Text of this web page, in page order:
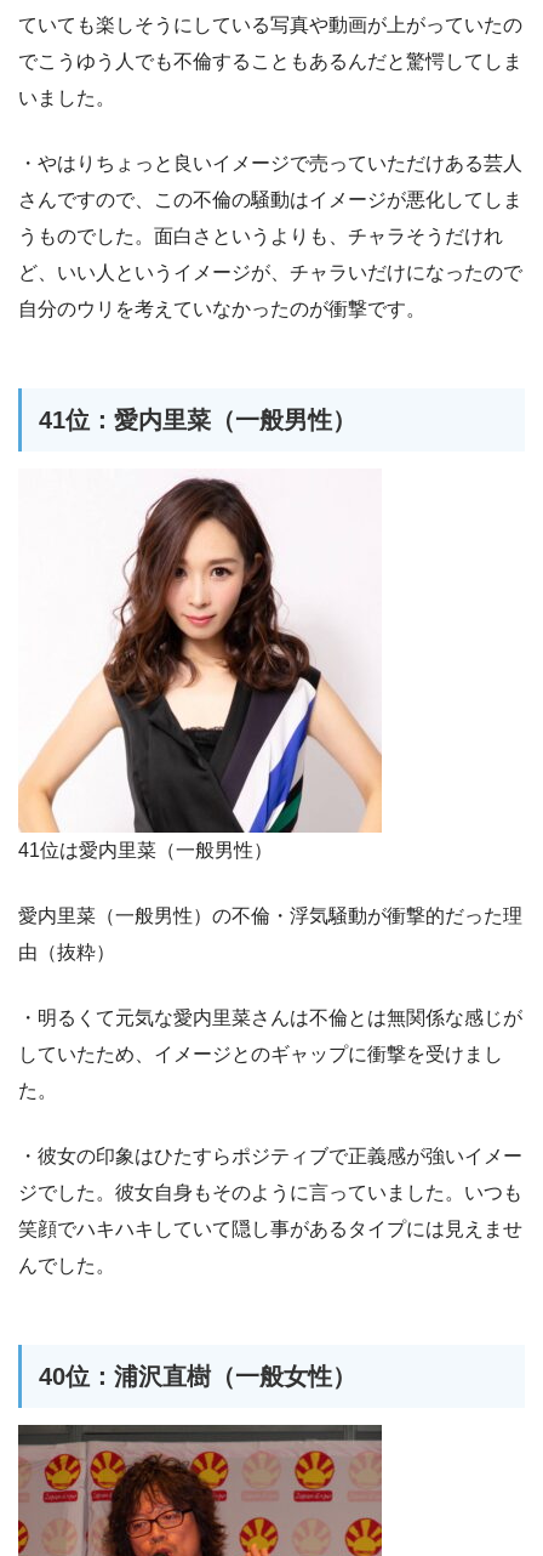
ていても楽しそうにしている写真や動画が上がっていたの
でこうゆう人でも不倫することもあるんだと驚愕してしま
いました。
・やはりちょっと良いイメージで売っていただけある芸人
さんですので、この不倫の騒動はイメージが悪化してしま
うものでした。面白さというよりも、チャラそうだけれ
ど、いい人というイメージが、チャラいだけになったので
自分のウリを考えていなかったのが衝撃です。
41位：愛内里菜（一般男性）
41位は愛内里菜（一般男性）
愛内里菜（一般男性）の不倫・浮気騒動が衝撃的だった理
由（抜粋）
・明るくて元気な愛内里菜さんは不倫とは無関係な感じが
していたため、イメージとのギャップに衝撃を受けまし
た。
・彼女の印象はひたすらポジティブで正義感が強いイメー
ジでした。彼女自身もそのように言っていました。いつも
笑顔でハキハキしていて隠し事があるタイプには見えませ
んでした。
40位：浦沢直樹（一般女性）